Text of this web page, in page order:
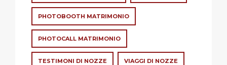
PHOTOBOOTH MATRIMONIO
PHOTOCALL MATRIMONIO
TESTIMONI DI NOZZE VIAGGI DI NOZZE